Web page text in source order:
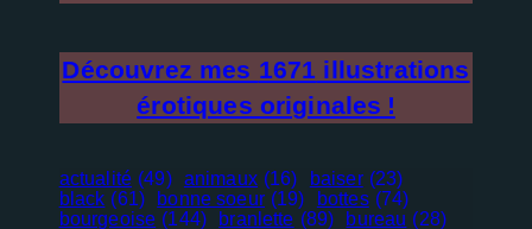
Découvrez mes 1671 illustrations
érotiques originales !
actualité (49) animaux (16) baiser (23)
black (61) bonne soeur (19) bottes (74)
bourgeoise (144) branlette (89) bureau (28)